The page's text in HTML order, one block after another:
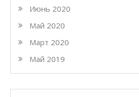
Июнь 2020
Май 2020
Март 2020
Май 2019